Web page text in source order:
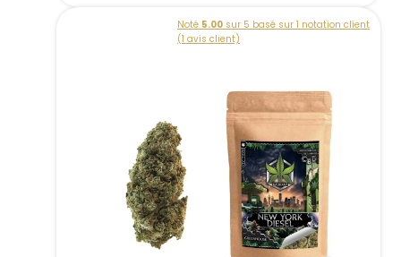
Noté 5.00 sur 5 basé sur 1 notation client
(1 avis client)